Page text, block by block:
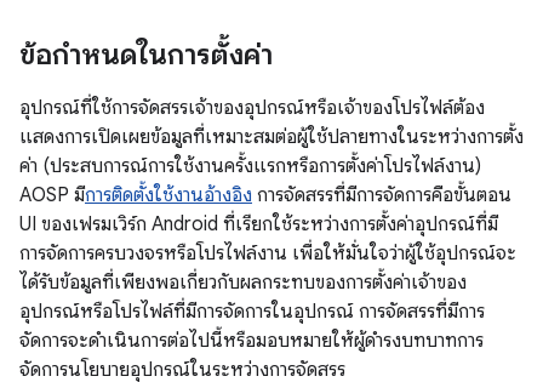
ข้อกำหนดในการตั้งค่า
อุปกรณ์ที่ใช้การจัดสรรเจ้าของอุปกรณ์หรือเจ้าของโปรไฟล์ต้อง
แสดงการเปิดเผยข้อมูลที่เหมาะสมต่อผู้ใช้ปลายทางในระหว่างการตั้ง
ค่า (ประสบการณ์การใช้งานครั้งแรกหรือการตั้งค่าโปรไฟล์งาน)
AOSP มีการติดตั้งใช้งานอ้างอิง การจัดสรรที่มีการจัดการคือขั้นตอน
UI ของเฟรมเวิร์ก Android ที่เรียกใช้ระหว่างการตั้งค่าอุปกรณ์ที่มี
การจัดการครบวงจรหรือโปรไฟล์งาน เพื่อให้มั่นใจว่าผู้ใช้อุปกรณ์จะ
ได้รับข้อมูลที่เพียงพอเกี่ยวกับผลกระทบของการตั้งค่าเจ้าของ
อุปกรณ์หรือโปรไฟล์ที่มีการจัดการในอุปกรณ์ การจัดสรรที่มีการ
จัดการจะดำเนินการต่อไปนี้หรือมอบหมายให้ผู้ดำรงบทบาทการ
จัดการนโยบายอุปกรณ์ในระหว่างการจัดสรร